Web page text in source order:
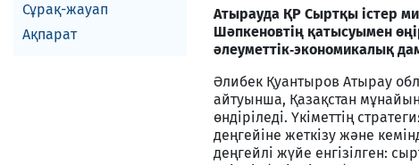
Сұрақ-жауап
Ақпарат
Атырауда ҚР Сыртқы істер
Шәпкеновтің қатысуымен
әлеуметтік‑экономикалық
Әлибек Қуантыров Атырау
айтуынша, Қазақстан
өндіріледі. Үкіметтің
деңгейіне жеткізу және
деңгейлі жүйе енгізілген: